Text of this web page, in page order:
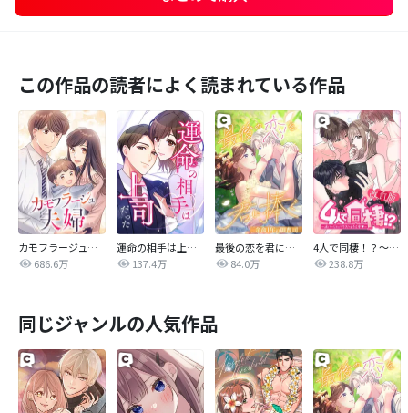
この作品の読者によく読まれている作品
カモフラージュ夫婦
686.6万
運命の相手は上司だった
137.4万
最後の恋を君に捧ぐ～余命1年の御曹司～
84.0万
4人で同棲！？～逆ハーレムハウスへようこそ♥～【改訂版】
238.8万
同じジャンルの人気作品